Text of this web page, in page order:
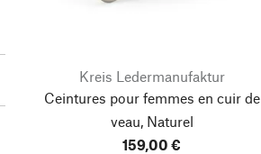
Kreis Ledermanufaktur
Ceintures pour femmes en cuir de
veau, Naturel
159,00 €